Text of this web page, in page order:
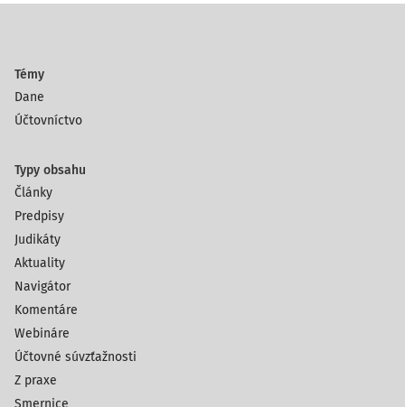
Témy
Dane
Účtovníctvo
Typy obsahu
Články
Predpisy
Judikáty
Aktuality
Navigátor
Komentáre
Webináre
Účtovné súvzťažnosti
Z praxe
Smernice